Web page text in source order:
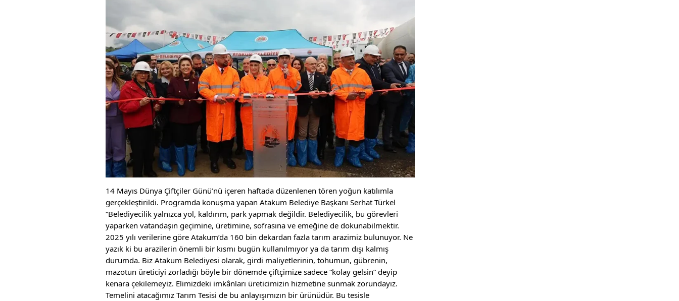
14 Mayıs Dünya Çiftçiler Günü’nü içeren haftada düzenlenen tören yoğun katılımla
gerçekleştirildi. Programda konuşma yapan Atakum Belediye Başkanı Serhat Türkel
“Belediyecilik yalnızca yol, kaldırım, park yapmak değildir. Belediyecilik, bu görevleri
yaparken vatandaşın geçimine, üretimine, sofrasına ve emeğine de dokunabilmektir.
2025 yılı verilerine göre Atakum’da 160 bin dekardan fazla tarım arazimiz bulunuyor. Ne
yazık ki bu arazilerin önemli bir kısmı bugün kullanılmıyor ya da tarım dışı kalmış
durumda. Biz Atakum Belediyesi olarak, girdi maliyetlerinin, tohumun, gübrenin,
mazotun üreticiyi zorladığı böyle bir dönemde çiftçimize sadece “kolay gelsin” deyip
kenara çekilemeyiz. Elimizdeki imkânları üreticimizin hizmetine sunmak zorundayız.
Temelini atacağımız Tarım Tesisi de bu anlayışımızın bir ürünüdür. Bu tesisle